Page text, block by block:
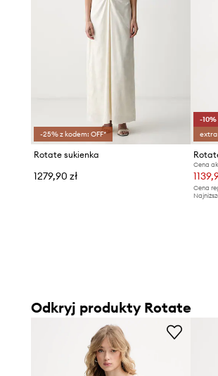
-25% z kodem: OFF*
Rotate sukienka
1279,90 zł
-10%
extra
Cena
Cena
Odkryj produkty Rotate